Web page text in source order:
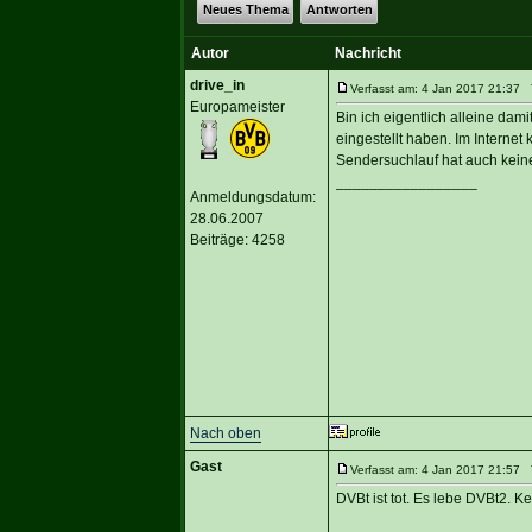
Neues Thema Antworten
Autor
Nachricht
drive_in
Europameister
Anmeldungsdatum:
28.06.2007
Beiträge: 4258
Verfasst am: 4 Jan 2017 21:37
Bin ich eigentlich alleine
eingestellt haben. Im Internet
Sendersuchlauf hat auch
Nach oben
Gast
Verfasst am: 4 Jan 2017 21:57
DVBt ist tot. Es lebe DVBt2.